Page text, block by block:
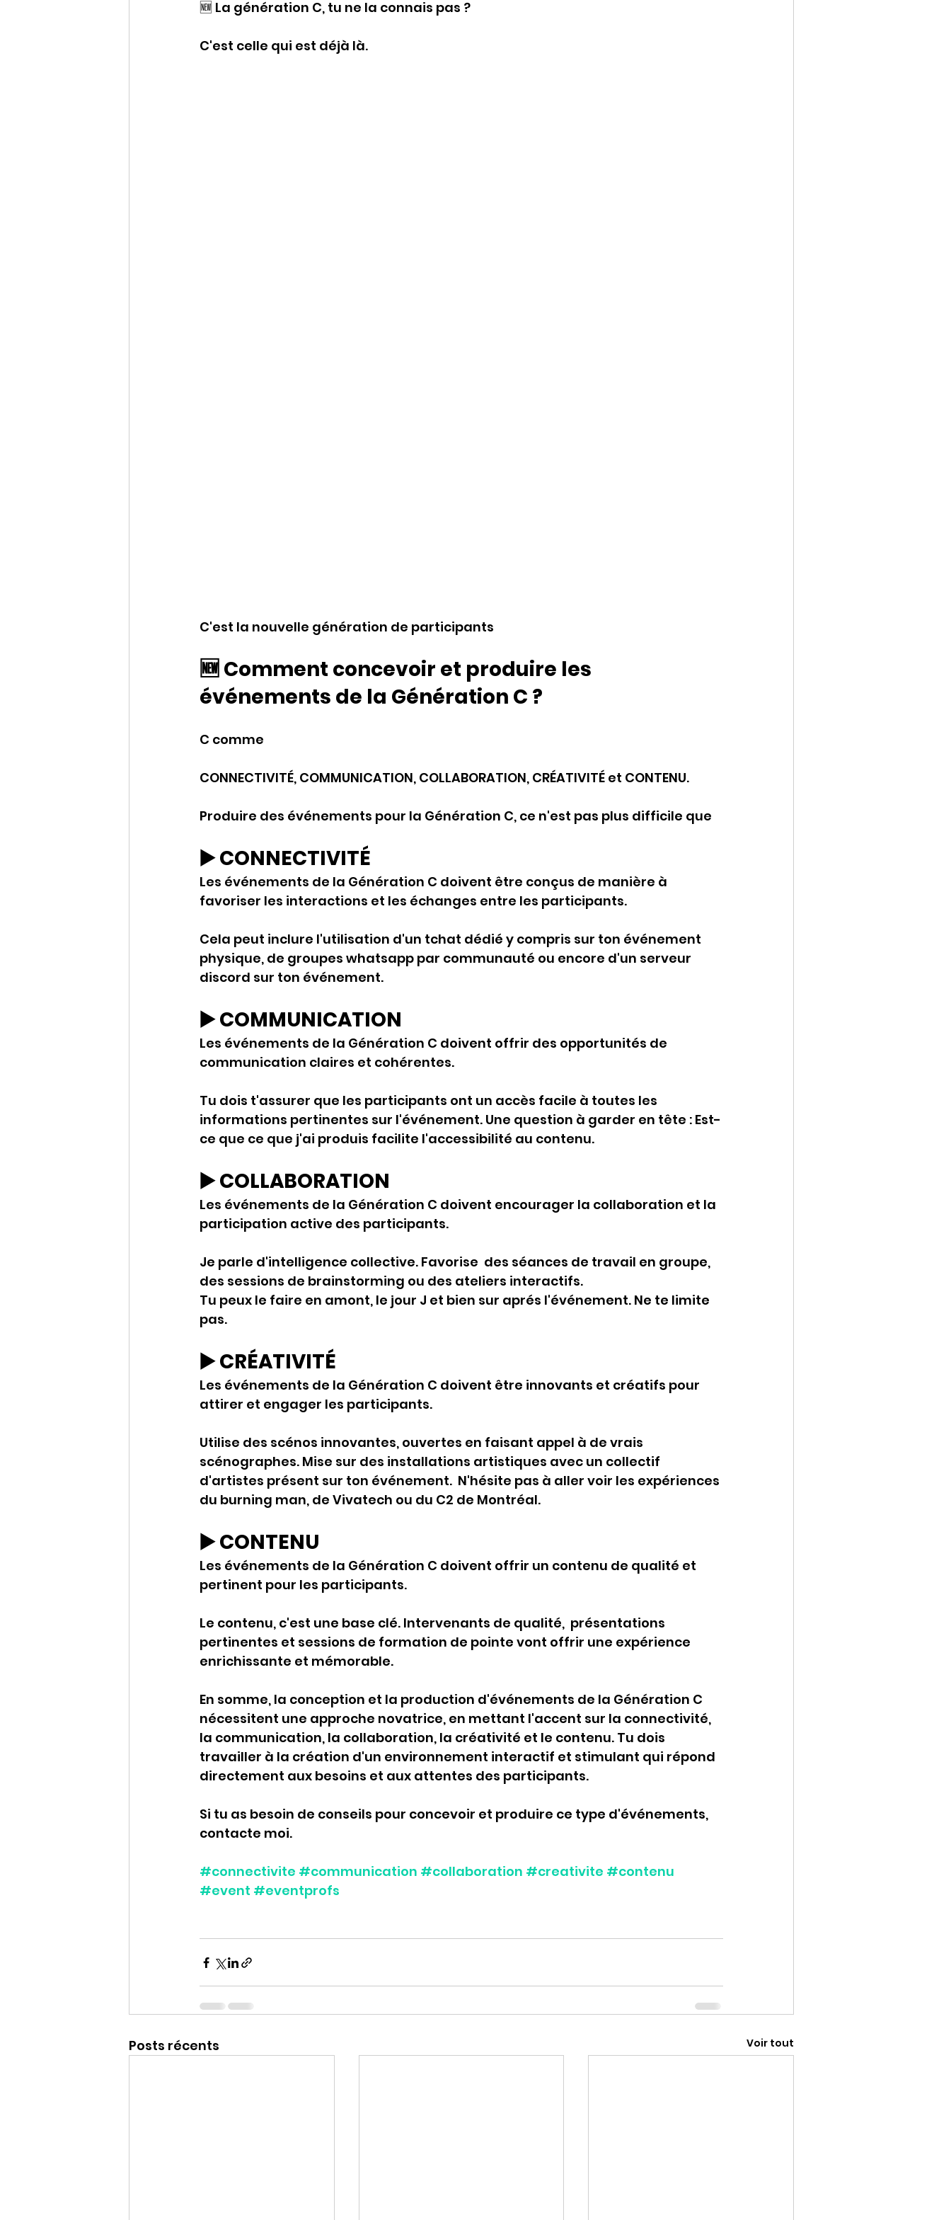
🆕 La génération C, tu ne la connais pas ?
C'est celle qui est déjà là.
C'est la nouvelle génération de participants
🆕 Comment concevoir et produire les
événements de la Génération C ?
C comme
CONNECTIVITÉ, COMMUNICATION, COLLABORATION, CRÉATIVITÉ et CONTENU.
Produire des événements pour la Génération C, ce n'est pas plus difficile que
▶️ CONNECTIVITÉ
Les événements de la Génération C doivent être conçus de manière à
favoriser les interactions et les échanges entre les participants.
Cela peut inclure l'utilisation d'un tchat dédié y compris sur ton événement
physique, de groupes whatsapp par communauté ou encore d'un serveur
discord sur ton événement.
▶️ COMMUNICATION
Les événements de la Génération C doivent offrir des opportunités de
communication claires et cohérentes.
Tu dois t'assurer que les participants ont un accès facile à toutes les
informations pertinentes sur l'événement. Une question à garder en tête : Est-
ce que ce que j'ai produis facilite l'accessibilité au contenu.
▶️ COLLABORATION
Les événements de la Génération C doivent encourager la collaboration et la
participation active des participants.
Je parle d'intelligence collective. Favorise  des séances de travail en groupe,
des sessions de brainstorming ou des ateliers interactifs.
Tu peux le faire en amont, le jour J et bien sur aprés l'événement. Ne te limite
pas.
▶️ CRÉATIVITÉ
Les événements de la Génération C doivent être innovants et créatifs pour
attirer et engager les participants.
Utilise des scénos innovantes, ouvertes en faisant appel à de vrais
scénographes. Mise sur des installations artistiques avec un collectif
d'artistes présent sur ton événement.  N'hésite pas à aller voir les expériences
du burning man, de Vivatech ou du C2 de Montréal.
▶️ CONTENU
Les événements de la Génération C doivent offrir un contenu de qualité et
pertinent pour les participants.
Le contenu, c'est une base clé. Intervenants de qualité,  présentations
pertinentes et sessions de formation de pointe vont offrir une expérience
enrichissante et mémorable.
En somme, la conception et la production d'événements de la Génération C
nécessitent une approche novatrice, en mettant l'accent sur la connectivité,
la communication, la collaboration, la créativité et le contenu. Tu dois
travailler à la création d'un environnement interactif et stimulant qui répond
directement aux besoins et aux attentes des participants.
Si tu as besoin de conseils pour concevoir et produire ce type d'événements,
contacte moi.
#connectivite #communication #collaboration #creativite #contenu
#event #eventprofs
Posts récents Voir tout